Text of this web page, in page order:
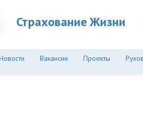
Страхование Жизни
Вакансии Проекты